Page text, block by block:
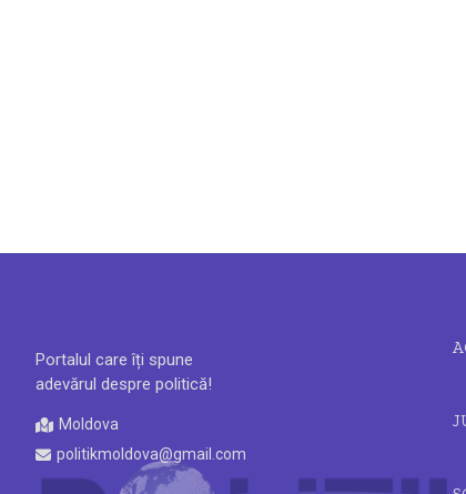
Portalul care îți spune
adevărul despre politică!
Moldova
politikmoldova@gmail.com